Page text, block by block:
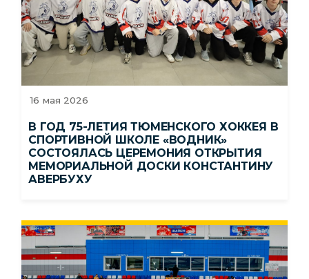
16 мая 2026
В ГОД 75-ЛЕТИЯ ТЮМЕНСКОГО ХОККЕЯ В
СПОРТИВНОЙ ШКОЛЕ «ВОДНИК»
СОСТОЯЛАСЬ ЦЕРЕМОНИЯ ОТКРЫТИЯ
МЕМОРИАЛЬНОЙ ДОСКИ КОНСТАНТИНУ
АВЕРБУХУ